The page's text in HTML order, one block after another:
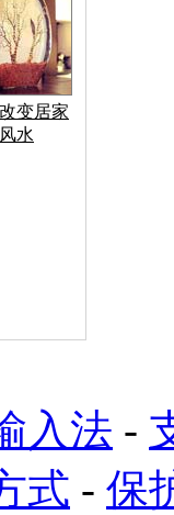
变居家
风水
入法 -
式 - 保